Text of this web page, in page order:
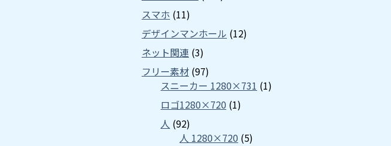
スマホ (11)
デザインマンホール (12)
ネット関連 (3)
フリー素材 (97)
スニーカー 1280×731 (1)
ロゴ1280×720 (1)
人 (92)
人 1280×720 (5)